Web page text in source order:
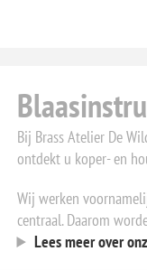
Bij Brass Atelier De
ontdekt u koper- en
Wij werken
centraal. Daarom
Lees meer over